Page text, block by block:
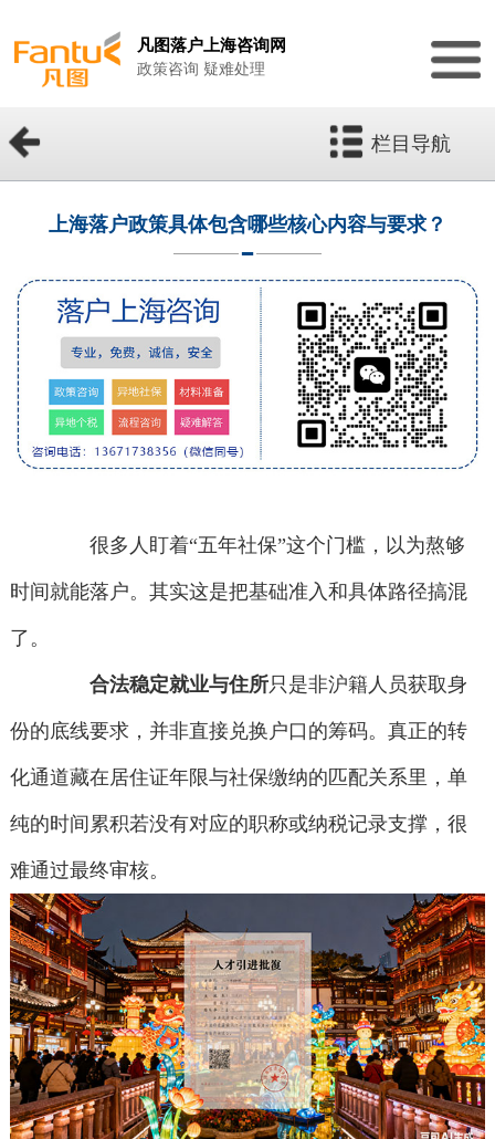
凡图落户上海咨询网
政策咨询 疑难处理
栏目导航
上海落户政策具体包含哪些核心内容与要求？
很多人盯着“五年社保”这个门槛，以为熬够
时间就能落户。其实这是把基础准入和具体路径搞混
了。
合法稳定就业与住所只是非沪籍人员获取身
份的底线要求，并非直接兑换户口的筹码。真正的转
化通道藏在居住证年限与社保缴纳的匹配关系里，单
纯的时间累积若没有对应的职称或纳税记录支撑，很
难通过最终审核。